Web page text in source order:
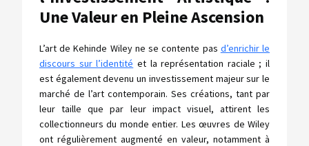
Une Valeur en Pleine Ascension
L’art de Kehinde Wiley ne se contente pas d’enrichir le
discours sur l’identité et la représentation raciale ; il
est également devenu un investissement majeur sur le
marché de l’art contemporain. Ses créations, tant par
leur taille que par leur impact visuel, attirent les
collectionneurs du monde entier. Les œuvres de Wiley
ont régulièrement augmenté en valeur, notamment à